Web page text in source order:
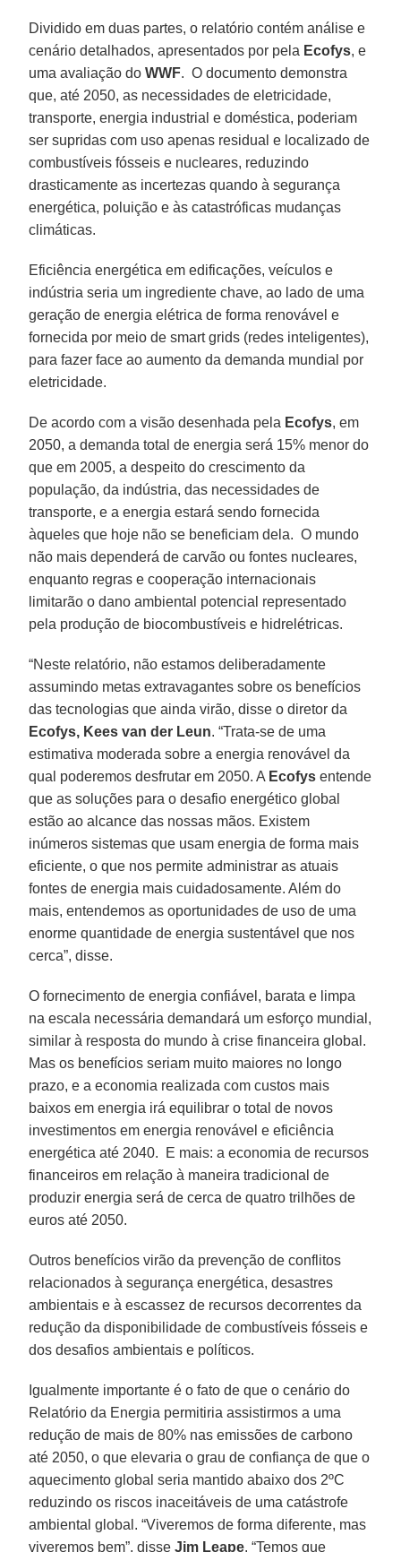
Dividido em duas partes, o relatório contém análise e
cenário detalhados, apresentados por pela Ecofys, e
uma avaliação doWWF. O documento demonstra
que, até 2050, as necessidades de eletricidade,
transporte, energia industrial e doméstica, poderiam
ser supridas com uso apenas residual e localizado de
combustíveis fósseis e nucleares, reduzindo
drasticamente as incertezas quando à segurança
energética, poluição e às catastróficas mudanças
climáticas.
Eficiência energética em edificações, veículos e
indústria seria um ingrediente chave, ao lado de uma
geração de energia elétrica de forma renovável e
fornecida por meio de smart grids (redes inteligentes),
para fazer face ao aumento da demanda mundial por
eletricidade.
De acordo com a visão desenhada pela Ecofys, em
2050, a demanda total de energia será 15% menor do
que em 2005, a despeito do crescimento da
população, da indústria, das necessidades de
transporte, e a energia estará sendo fornecida
àqueles que hoje não se beneficiam dela. O mundo
não mais dependerá de carvão ou fontes nucleares,
enquanto regras e cooperação internacionais
limitarão o dano ambiental potencial representado
pela produção de biocombustíveis e hidrelétricas.
“Neste relatório, não estamos deliberadamente
assumindo metas extravagantes sobre os benefícios
das tecnologias que ainda virão, disse o diretor da
Ecofys, Kees van der Leun. “Trata-se de uma
estimativa moderada sobre a energia renovável da
qual poderemos desfrutar em 2050. A Ecofys entende
que as soluções para o desafio energético global
estão ao alcance das nossas mãos. Existem
inúmeros sistemas que usam energia de forma mais
eficiente, o que nos permite administrar as atuais
fontes de energia mais cuidadosamente. Além do
mais, entendemos as oportunidades de uso de uma
enorme quantidade de energia sustentável que nos
cerca”, disse.
O fornecimento de energia confiável, barata e limpa
na escala necessária demandará um esforço mundial,
similar à resposta do mundo à crise financeira global.
Mas os benefícios seriam muito maiores no longo
prazo, e a economia realizada com custos mais
baixos em energia irá equilibrar o total de novos
investimentos em energia renovável e eficiência
energética até 2040. E mais: a economia de recursos
financeiros em relação à maneira tradicional de
produzir energia será de cerca de quatro trilhões de
euros até 2050.
Outros benefícios virão da prevenção de conflitos
relacionados à segurança energética, desastres
ambientais e à escassez de recursos decorrentes da
redução da disponibilidade de combustíveis fósseis e
dos desafios ambientais e políticos.
Igualmente importante é o fato de que o cenário do
Relatório da Energia permitiria assistirmos a uma
redução de mais de 80% nas emissões de carbono
até 2050, o que elevaria o grau de confiança de que o
aquecimento global seria mantido abaixo dos 2ºC
reduzindo os riscos inaceitáveis de uma catástrofe
ambiental global. “Viveremos de forma diferente, mas
viveremos bem”, disseJim Leape. “Temos que